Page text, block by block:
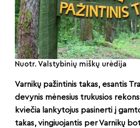
Nuotr. Valstybinių miškų urėdija
Varnikų pažintinis takas, esantis
devynis mėnesius trukusios
kviečia lankytojus pasinerti į
takas, vingiuojantis per Varnikų